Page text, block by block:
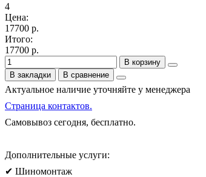
4
Цена:
17700 р.
Итого:
17700 р.
В корзину
В закладки
В сравнение
Актуальное наличие уточняйте у менеджера
Страница контактов.
Самовывоз сегодня, бесплатно.
Дополнительные услуги:
✔ Шиномонтаж